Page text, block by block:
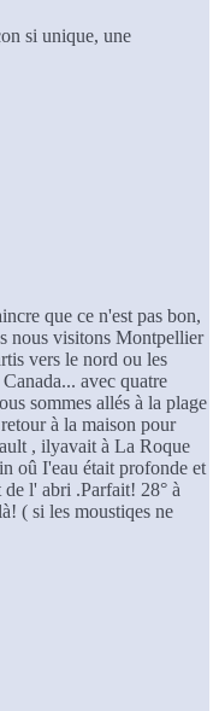
si unique, une
que ce n'est pas bon,
nous visitons Montpellier
vers le nord ou les
avec quatre
sommes allés à la plage
à la maison pour
, ilyavait à La Roque
oû I'eau était profonde et
de l' abri .Parfait! 28° à
( si les moustiqes ne